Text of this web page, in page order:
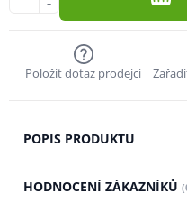
Položit dotaz prodejci
POPIS PRODUKTU
HODNOCENÍ ZÁKAZNÍKŮ